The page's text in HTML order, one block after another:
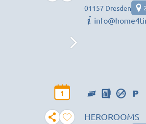
1
01157 Dresden
HEROROOMS